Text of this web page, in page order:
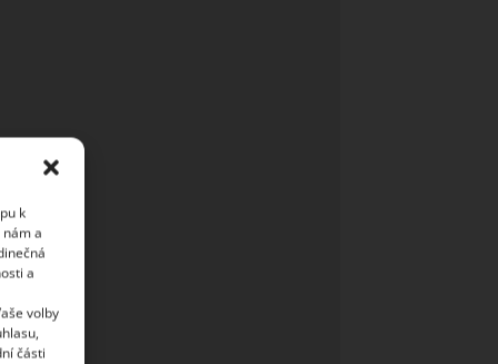
k
a
a
volby
části